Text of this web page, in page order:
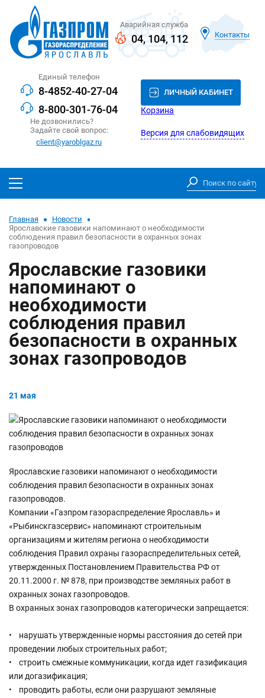
Аварийная служба
04,104,112 Контакты
Единый телефон
8-4852-40-27-04
8-800-301-76-04
Не дозвонились?
Задайте свой вопрос:
client@yaroblgaz.ru
ЛИЧНЫЙ КАБИНЕТ
Корзина
Версия для слабовидящих
Главная
Новости
Ярославские газовики напоминают о необходимости
соблюдения правил безопасности в охранных зонах
газопроводов
Ярославские газовики
напоминают о
необходимости
соблюдения правил
безопасности в охранных
зонах газопроводов
21 мая
Ярославские газовики напоминают о необходимости
соблюдения правил безопасности в охранных зонах
газопроводов.
Компании «Газпром газораспределение Ярославль» и
«Рыбинскгазсервис» напоминают строительным
организациям и жителям региона о необходимости
соблюдения Правил охраны газораспределительных сетей,
утвержденных Постановлением Правительства РФ от
20.11.2000 г. № 878, при производстве земляных работ в
охранных зонах газопроводов.
В охранных зонах газопроводов категорически запрещается:
• нарушать утвержденные нормы расстояния до сетей при
проведении любых строительных работ;
• строить смежные коммуникации, когда идет газификация
или догазификация;
• проводить работы, если они разрушают земляные